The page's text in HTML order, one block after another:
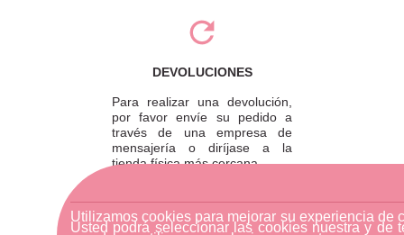
Utilizamos cookies para mejorar su experiencia de
Usted podrá seleccionar las cookies nuestra y de
DEVOLUCIONES
Para realizar una devolución,
por favor envíe su pedido a
través de una empresa de
mensajería o diríjase a la
tienda física más cercana.